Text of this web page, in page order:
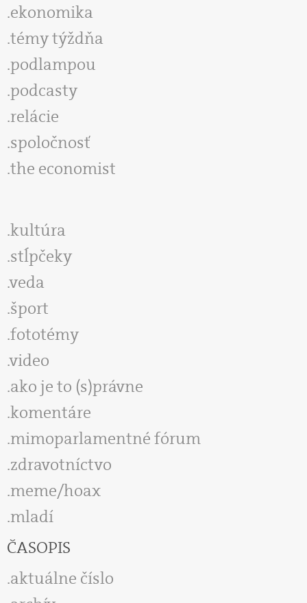
ekonomika
témy týždňa
podlampou
podcasty
relácie
spoločnosť
the economist
kultúra
stĺpčeky
veda
šport
fototémy
video
ako je to (s)právne
komentáre
mimoparlamentné fórum
zdravotníctvo
meme/hoax
mladí
ČASOPIS
aktuálne číslo